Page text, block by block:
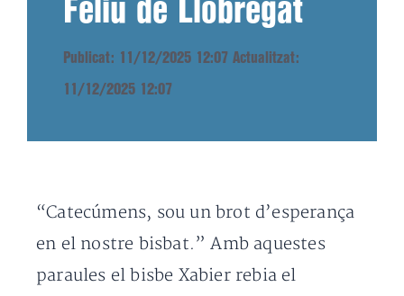
Feliu de Llobregat
Publicat: 11/12/2025 12:07 Actualitzat:
11/12/2025 12:07
“Catecúmens, sou un brot d’esperança
en el nostre bisbat.” Amb aquestes
paraules el bisbe Xabier rebia el